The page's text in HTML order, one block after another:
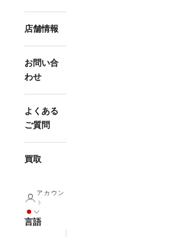
店舗情報
お問い合
わせ
よくある
ご質問
買取
アカウン
ト
言語